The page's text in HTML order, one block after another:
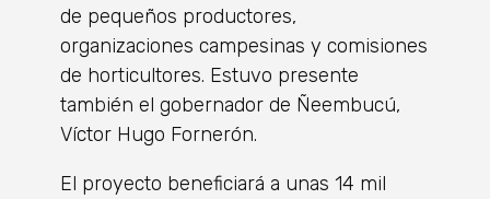
de pequeños productores,
organizaciones campesinas y comisiones
de horticultores. Estuvo presente
también el gobernador de Ñeembucú,
Víctor Hugo Fornerón.
El proyecto beneficiará a unas 14 mil